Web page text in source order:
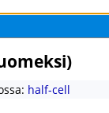
half-cell